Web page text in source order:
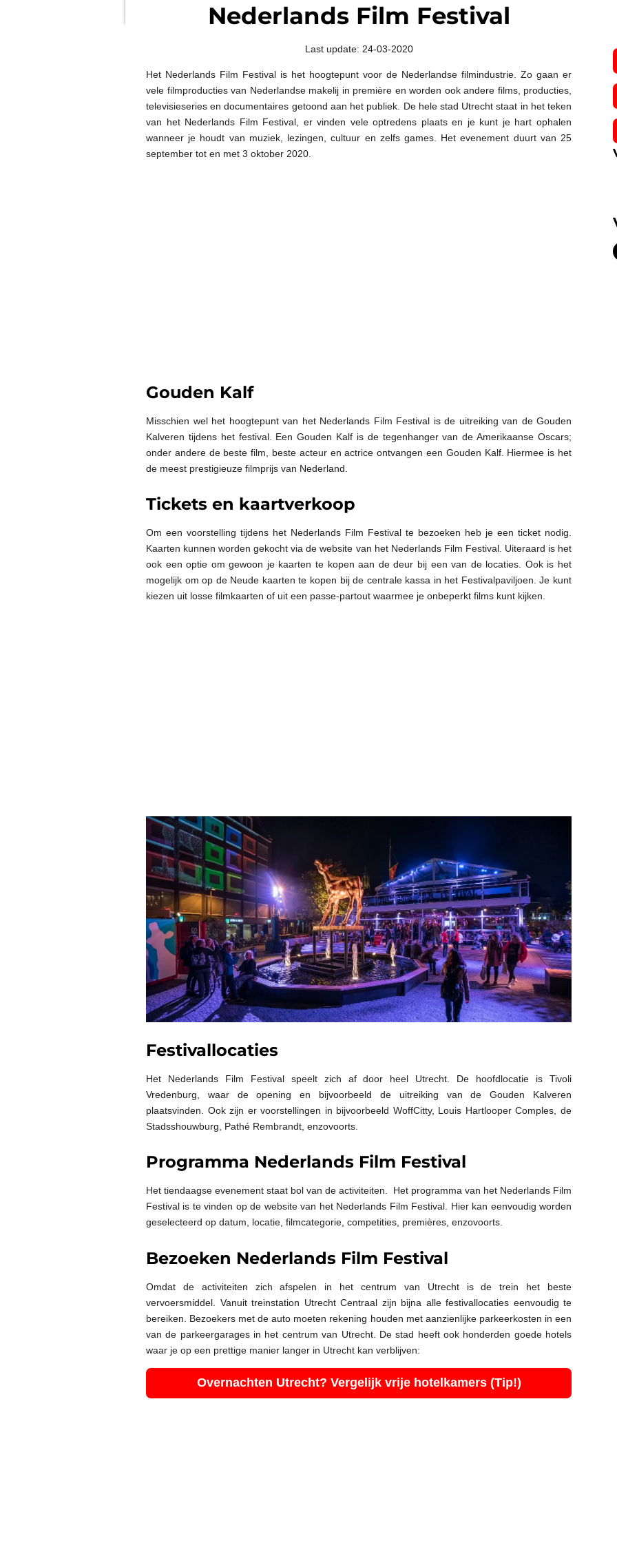
Nederlands Film Festival
Last update: 24-03-2020
Het Nederlands Film Festival is het hoogtepunt voor de Nederlandse filmindustrie. Zo gaan er
vele filmproducties van Nederlandse makelij in première en worden ook andere films, producties,
televisieseries en documentaires getoond aan het publiek. De hele stad Utrecht staat in het teken
van het Nederlands Film Festival, er vinden vele optredens plaats en je kunt je hart ophalen
wanneer je houdt van muziek, lezingen, cultuur en zelfs games. Het evenement duurt van 25
september tot en met 3 oktober 2020.
Gouden Kalf
Misschien wel het hoogtepunt van het Nederlands Film Festival is de uitreiking van de Gouden
Kalveren tijdens het festival. Een Gouden Kalf is de tegenhanger van de Amerikaanse Oscars;
onder andere de beste film, beste acteur en actrice ontvangen een Gouden Kalf. Hiermee is het
de meest prestigieuze filmprijs van Nederland.
Tickets en kaartverkoop
Om een voorstelling tijdens het Nederlands Film Festival te bezoeken heb je een ticket nodig.
Kaarten kunnen worden gekocht via de website van het Nederlands Film Festival. Uiteraard is het
ook een optie om gewoon je kaarten te kopen aan de deur bij een van de locaties. Ook is het
mogelijk om op de Neude kaarten te kopen bij de centrale kassa in het Festivalpaviljoen. Je kunt
kiezen uit losse filmkaarten of uit een passe-partout waarmee je onbeperkt films kunt kijken.
Festivallocaties
Het Nederlands Film Festival speelt zich af door heel Utrecht. De hoofdlocatie is Tivoli
Vredenburg, waar de opening en bijvoorbeeld de uitreiking van de Gouden Kalveren
plaatsvinden. Ook zijn er voorstellingen in bijvoorbeeld WoffCitty, Louis Hartlooper Comples, de
Stadsshouwburg, Pathé Rembrandt, enzovoorts.
Programma Nederlands Film Festival
Het tiendaagse evenement staat bol van de activiteiten. Het programma van het Nederlands Film
Festival is te vinden op de website van het Nederlands Film Festival. Hier kan eenvoudig worden
geselecteerd op datum, locatie, filmcategorie, competities, premières, enzovoorts.
Bezoeken Nederlands Film Festival
Omdat de activiteiten zich afspelen in het centrum van Utrecht is de trein het beste
vervoersmiddel. Vanuit treinstation Utrecht Centraal zijn bijna alle festivallocaties eenvoudig te
bereiken. Bezoekers met de auto moeten rekening houden met aanzienlijke parkeerkosten in een
van de parkeergarages in het centrum van Utrecht. De stad heeft ook honderden goede hotels
waar je op een prettige manier langer in Utrecht kan verblijven:
Overnachten Utrecht? Vergelijk vrije hotelkamers (Tip!)